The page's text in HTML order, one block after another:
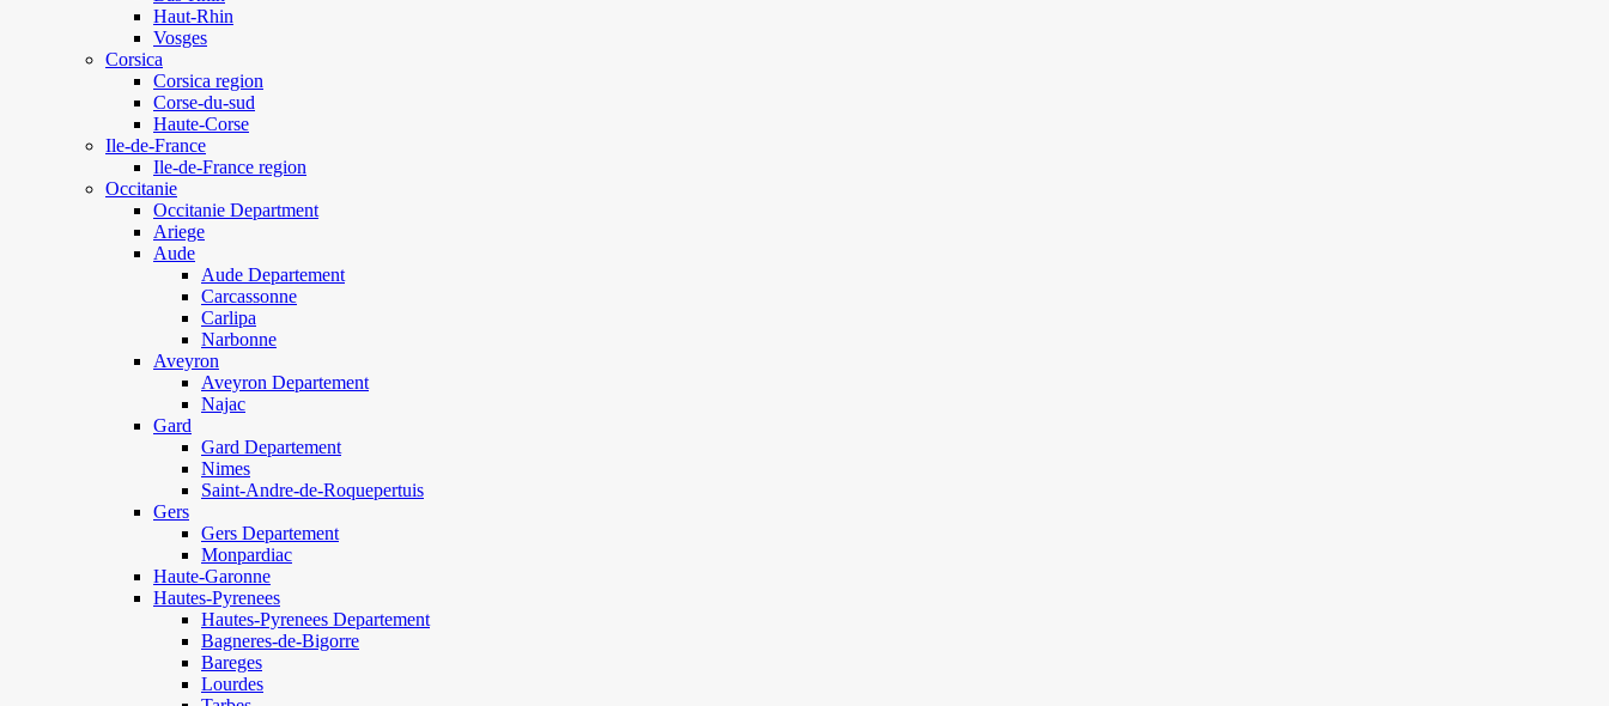
Haut-Rhin
Vosges
Corsica
Corsica region
Corse-du-sud
Haute-Corse
Ile-de-France
Ile-de-France region
Occitanie
Occitanie Department
Ariege
Aude
Aude Departement
Carcassonne
Carlipa
Narbonne
Aveyron
Aveyron Departement
Najac
Gard
Gard Departement
Nimes
Saint-Andre-de-Roquepertuis
Gers
Gers Departement
Monpardiac
Haute-Garonne
Hautes-Pyrenees
Hautes-Pyrenees Departement
Bagneres-de-Bigorre
Bareges
Lourdes